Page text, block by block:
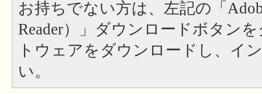
お持ちでない方は、左記の「
Reader）」ダウンロードボタン
トウェアをダウンロードし、イ
い。